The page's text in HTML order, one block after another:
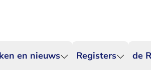
en nieuws Registers de